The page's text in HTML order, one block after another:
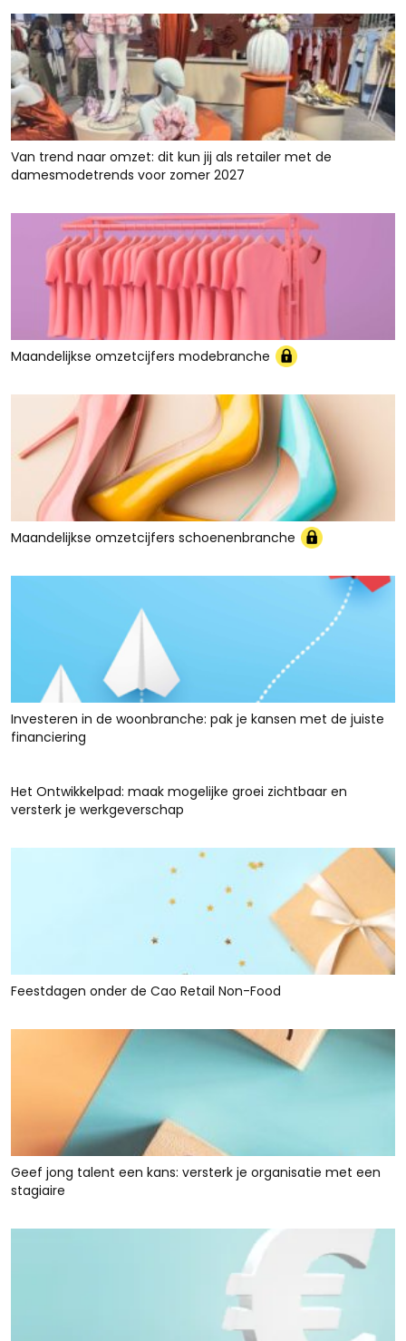
Van trend naar omzet: dit kun jij als retailer met de
damesmodetrends voor zomer 2027
Maandelijkse omzetcijfers modebranche
Maandelijkse omzetcijfers schoenenbranche
Investeren in de woonbranche: pak je kansen met de juiste
financiering
Het Ontwikkelpad: maak mogelijke groei zichtbaar en
versterk je werkgeverschap
Feestdagen onder de Cao Retail Non-Food
Geef jong talent een kans: versterk je organisatie met een
stagiaire